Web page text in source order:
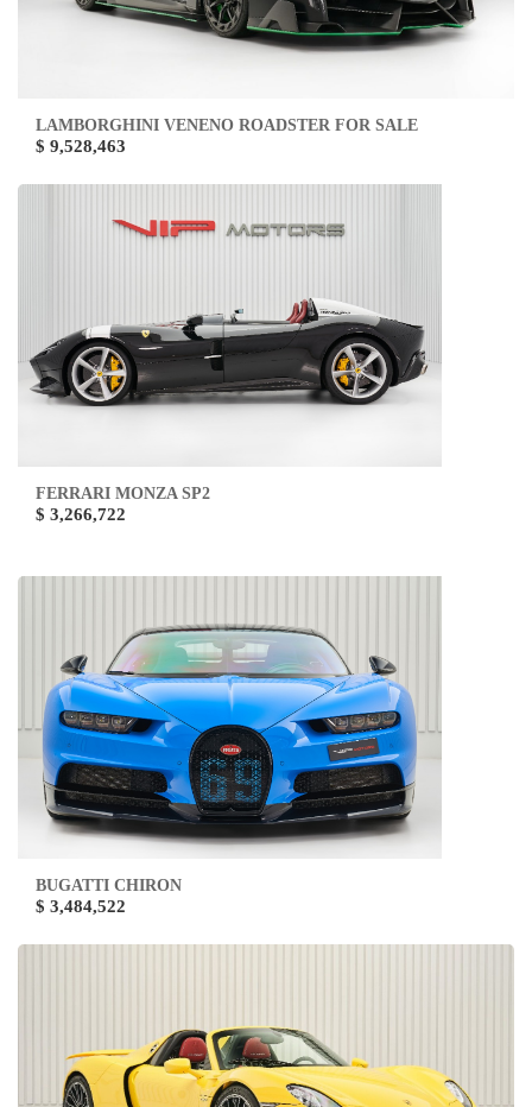
LAMBORGHINI VENENO ROADSTER FOR SALE
$ 9,528,463
FERRARI MONZA SP2
$ 3,266,722
BUGATTI CHIRON
$ 3,484,522